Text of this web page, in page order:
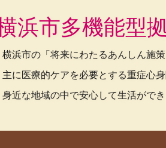
浜市多機能型
横浜市の「将来にわたるあんしん施
主に医療的ケアを必要とする重症心
身近な地域の中で安心して生活がで